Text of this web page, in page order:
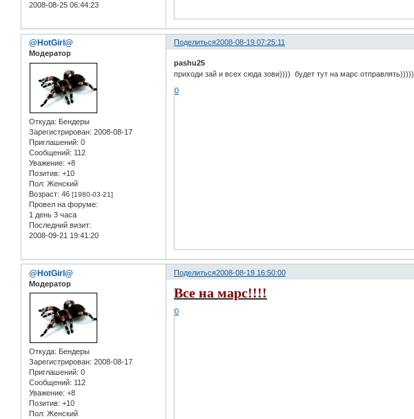
2008-08-25 06:44:23
Поделиться2008-08-19 07:25:11
@HotGirl@
Модератор
Откуда: Бендеры
Зарегистрирован: 2008-08-17
Приглашений: 0
Сообщений: 112
Уважение: +8
Позитив: +10
Пол: Женский
Возраст: 46 [1980-03-21]
Провел на форуме:
1 день 3 часа
Последний визит:
2008-09-21 19:41:20
pashu25
приходи зай и всех сюда зови)))) будет тут на марс отправлять)))))
0
Поделиться2008-08-19 16:50:00
@HotGirl@
Модератор
Откуда: Бендеры
Зарегистрирован: 2008-08-17
Приглашений: 0
Сообщений: 112
Уважение: +8
Позитив: +10
Пол: Женский
Все на марс!!!!
0